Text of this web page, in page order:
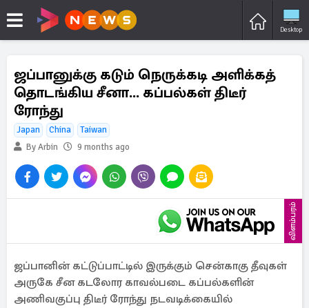
Desktop
ஜப்பானுக்கு கடும் நெருக்கடி அளிக்கத்
தொடங்கிய சீனா... கப்பல்கள் திடீர்
ரோந்து
Japan China
Taiwan
By Arbin
9 months ago
விளம்பரம்
ஜப்பானின் கட்டுப்பாட்டில் இருக்கும் சென்காகு தீவுகள்
அருகே சீன கடலோர காவல்படை கப்பல்களின்
அணிவகுப்பு திடீர் ரோந்து நடவடிக்கையில்